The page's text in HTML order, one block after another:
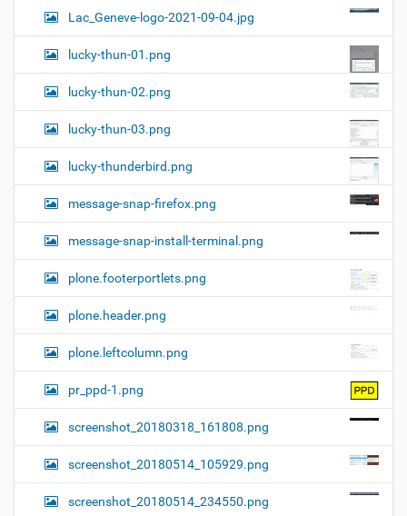
Lac_Geneve-logo-2021-09-04.jpg
lucky-thun-01.png
lucky-thun-02.png
lucky-thun-03.png
lucky-thunderbird.png
message-snap-firefox.png
message-snap-install-terminal.png
plone.footerportlets.png
plone.header.png
plone.leftcolumn.png
pr_ppd-1.png
screenshot_20180318_161808.png
screenshot_20180514_105929.png
screenshot_20180514_234550.png